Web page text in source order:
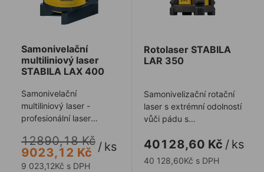
Samonivelační
multiliniový laser
STABILA LAX 400
Samonivelační
multiliniový laser -
profesionální laser
výstavbu.
12890,18 Kč
9023,12 Kč / ks
9 023,12Kč s DPH
Rotolaser STABILA
LAR 350
Samonivelizační rotační
laser s extrémní odolností
vůči pádu s
Revoluční ovlád ...
40128,60 Kč / ks
40 128,60Kč s DPH